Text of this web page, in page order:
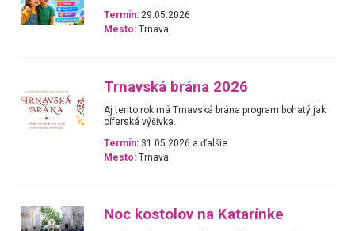
Termín: 29.05.2026
Mesto: Trnava
Trnavská brána 2026
Aj tento rok má Trnavská brána program bohatý jak
cíferská výšivka.
Termín: 31.05.2026 a ďalšie
Mesto: Trnava
Noc kostolov na Katarínke